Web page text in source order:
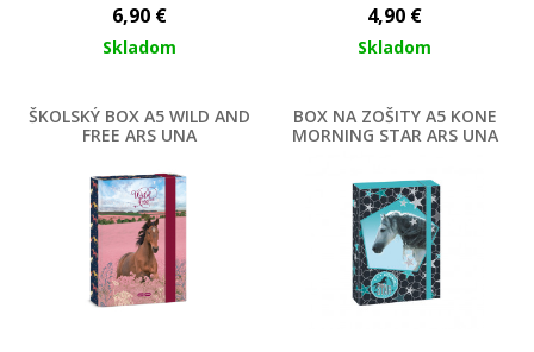
6,90 €
Skladom
4,90 €
Skladom
ŠKOLSKÝ BOX A5 WILD AND
FREE ARS UNA
BOX NA ZOŠITY A5 KONE
MORNING STAR ARS UNA